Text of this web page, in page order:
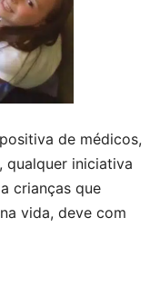
de médicos,
qualquer iniciativa
crianças que
vida, deve com